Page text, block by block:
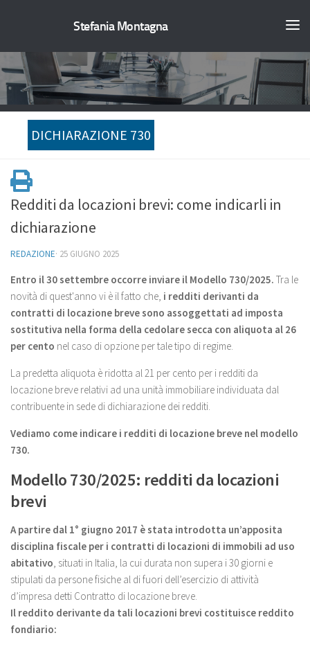
Stefania Montagna
DICHIARAZIONE 730
Redditi da locazioni brevi: come indicarli in
dichiarazione
REDAZIONE· 25 GIUGNO 2025
Entro il 30 settembre occorre inviare il Modello 730/2025. Tra le
novità di quest'anno vi è il fatto che, i redditi derivanti da
contratti di locazione breve sono assoggettati ad imposta
sostitutiva nella forma della cedolare secca con aliquota al 26
per cento nel caso di opzione per tale tipo di regime.
La predetta aliquota è ridotta al 21 per cento per i redditi da
locazione breve relativi ad una unità immobiliare individuata dal
contribuente in sede di dichiarazione dei redditi.
Vediamo come indicare i redditi di locazione breve nel modello
730.
Modello 730/2025: redditi da locazioni
brevi
A partire dal 1° giugno 2017 è stata introdotta un’apposita
disciplina fiscale per i contratti di locazioni di immobili ad uso
abitativo, situati in Italia, la cui durata non supera i 30 giorni e
stipulati da persone fisiche al di fuori dell’esercizio di attività
d’impresa detti Contratto di locazione breve.
Il reddito derivante da tali locazioni brevi costituisce reddito
fondiario: